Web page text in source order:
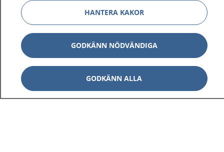
HANTERA KAKOR
GODKÄNN NÖDVÄNDIGA
GODKÄNN ALLA